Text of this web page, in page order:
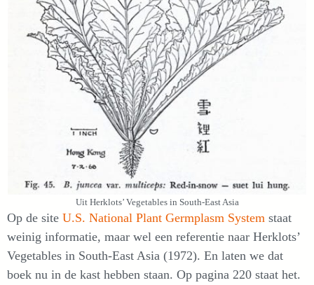
Uit Herklots’ Vegetables in South-East Asia
Op de site U.S. National Plant Germplasm System staat
weinig informatie, maar wel een referentie naar Herklots’
Vegetables in South-East Asia (1972). En laten we dat
boek nu in de kast hebben staan. Op pagina 220 staat het.